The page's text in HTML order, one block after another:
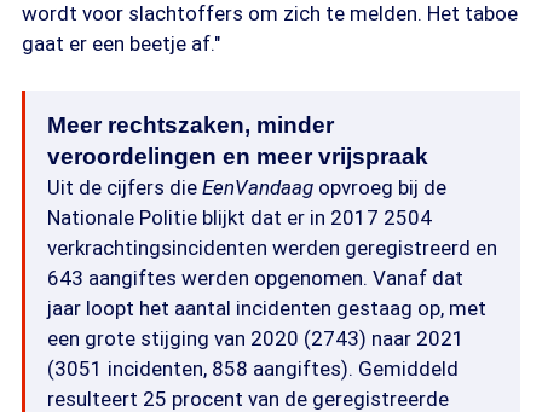
wordt voor slachtoffers om zich te melden. Het taboe
gaat er een beetje af."
Meer rechtszaken, minder
veroordelingen en meer vrijspraak
Uit de cijfers die EenVandaag opvroeg bij de
Nationale Politie blijkt dat er in 2017 2504
verkrachtingsincidenten werden geregistreerd en
643 aangiftes werden opgenomen. Vanaf dat
jaar loopt het aantal incidenten gestaag op, met
een grote stijging van 2020 (2743) naar 2021
(3051 incidenten, 858 aangiftes). Gemiddeld
resulteert 25 procent van de geregistreerde